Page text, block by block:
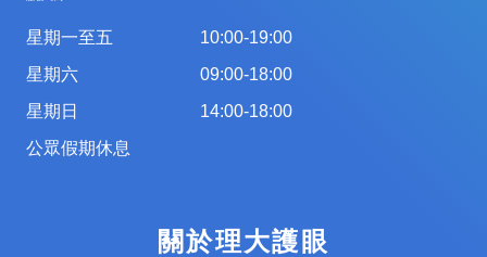
星期一至五
星期六
星期日
公眾假期休息
10:00-19:00
09:00-18:00
14:00-18:00
關於理大護眼